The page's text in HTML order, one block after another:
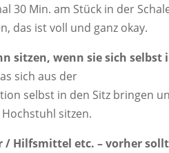
30 Min. am Stück in der
das ist voll und ganz okay.
sitzen, wenn sie sich selbst
sich aus der
selbst in den Sitz bringen
sitzen.
/ Hilfsmittel etc. – vorher